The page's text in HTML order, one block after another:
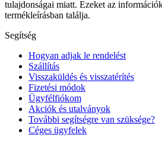
tulajdonságai miatt. Ezeket az
termékleírásban találja.
Segítség
Hogyan adjak le rendelést
Szállítás
Visszaküldés és visszatérítés
Fizetési módok
Ügyfélfiókom
Akciók és utalványok
További segítségre van szüksége?
Céges ügyfelek